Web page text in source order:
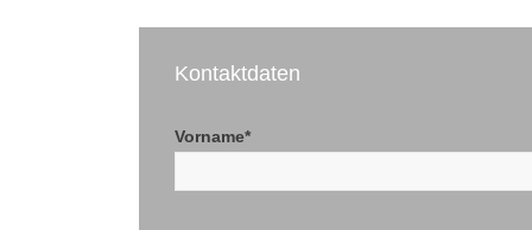
Kontaktdaten
Vorname*